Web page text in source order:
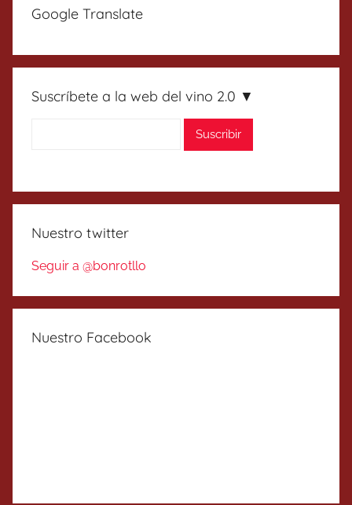
Google Translate
Suscríbete a la web del vino 2.0 ▼
Nuestro twitter
Seguir a @bonrotllo
Nuestro Facebook